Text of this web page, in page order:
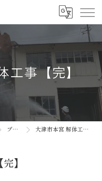
工事【完】
ブログ 大津市本宮 解体工事【完】
】